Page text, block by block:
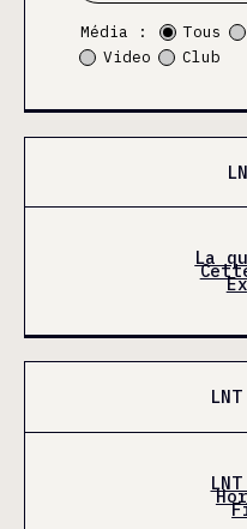
Média : Tous
Video
Club
La